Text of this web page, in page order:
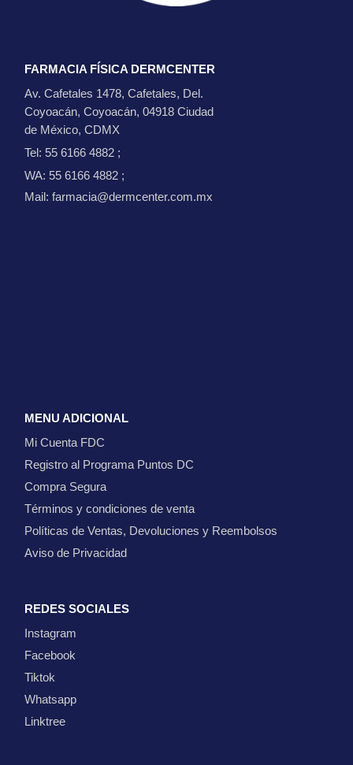
FARMACIA FÍSICA DERMCENTER
Av. Cafetales 1478, Cafetales, Del.
Coyoacán, Coyoacán, 04918 Ciudad
de México, CDMX
Tel: 55 6166 4882 ;
WA: 55 6166 4882 ;
Mail: farmacia@dermcenter.com.mx
MENU ADICIONAL
Mi Cuenta FDC
Registro al Programa Puntos DC
Compra Segura
Términos y condiciones de venta
Políticas de Ventas, Devoluciones y Reembolsos
Aviso de Privacidad
REDES SOCIALES
Instagram
Facebook
Tiktok
Whatsapp
Linktree